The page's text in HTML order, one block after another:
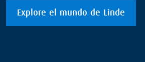
Explore el mundo de Linde